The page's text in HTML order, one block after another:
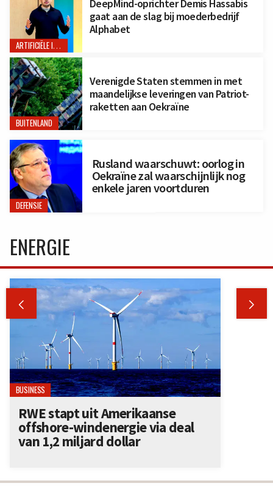
ARTIFICIËLE INTELLIGENTIE
DeepMind-oprichter Demis Hassabis
gaat aan de slag bij moederbedrijf
Alphabet
BUITENLAND
Verenigde Staten stemmen in met
maandelijkse leveringen van Patriot-
raketten aan Oekraïne
DEFENSIE
Rusland waarschuwt: oorlog in
Oekraïne zal waarschijnlijk nog
enkele jaren voortduren
ENERGIE
 
BUSINESS
RWE stapt uit Amerikaanse
offshore-windenergie via deal
van 1,2 miljard dollar